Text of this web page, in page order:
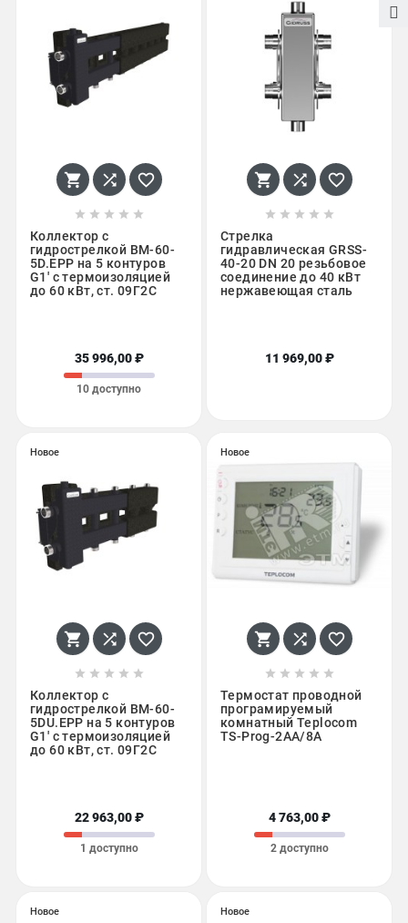
  
    
Коллектор с
гидрострелкой BM-60-
5D.EPP на 5 контуров
G1' с термоизоляцией
до 60 кВт, ст. 09Г2С
35 996,00 ₽
10 доступно
  
    
Стрелка
гидравлическая GRSS-
40-20 DN 20 резьбовое
соединение до 40 кВт
нержавеющая сталь
11 969,00 ₽
Новое
  
    
Коллектор с
гидрострелкой BM-60-
5DU.EPP на 5 контуров
G1' с термоизоляцией
до 60 кВт, ст. 09Г2С
22 963,00 ₽
1 доступно
Новое
  
    
Термостат проводной
програмируемый
комнатный Teplocom
TS-Prog-2AA/8A
4 763,00 ₽
2 доступно
Новое Новое